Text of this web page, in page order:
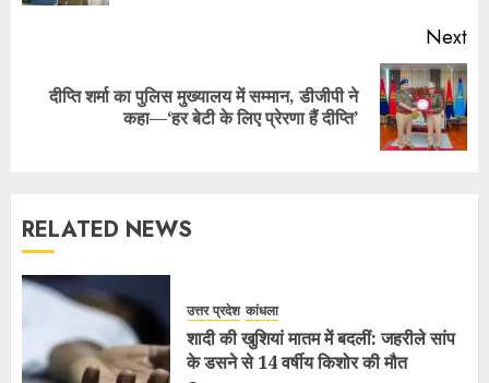
Next
दीप्ति शर्मा का पुलिस मुख्यालय में सम्मान, डीजीपी ने
कहा—‘हर बेटी के लिए प्रेरणा हैं दीप्ति’
RELATED NEWS
उत्तर प्रदेश कांधला
शादी की खुशियां मातम में बदलीं: जहरीले सांप
के डसने से 14 वर्षीय किशोर की मौत